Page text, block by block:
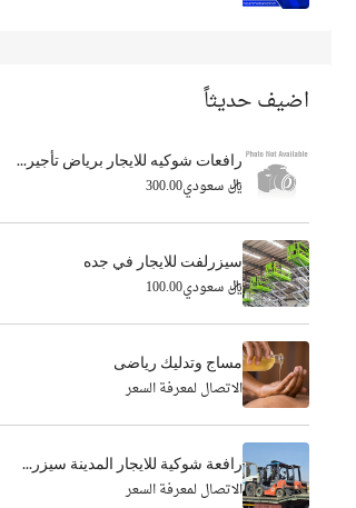
اضيف حديثاً
رافعات شوكيه للايجار برياض تأجير...
ريال سعودي300.00
سيزرلفت للايجار في جده
ريال سعودي100.00
مساج وتدليك رياضى
الاتصال لمعرفة السعر
رافعة شوكية للايجار المدينة سيزر...
الاتصال لمعرفة السعر